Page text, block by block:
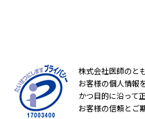
株式会社医師のとも
お客様の個人情報
かつ目的に沿って
お客様の信頼とご